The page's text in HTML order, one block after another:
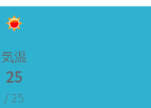
気温
25
/ 25